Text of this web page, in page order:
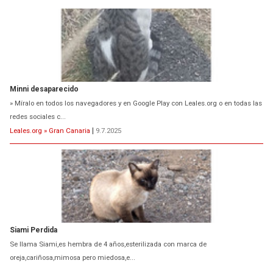
Minni desaparecido
» Míralo en todos los navegadores y en Google Play con Leales.org o en todas las
redes sociales c...
Leales.org » Gran Canaria | 9.7.2025
Siami Perdida
Se llama Siami,es hembra de 4 años,esterilizada con marca de
oreja,cariñosa,mimosa pero miedosa,e...